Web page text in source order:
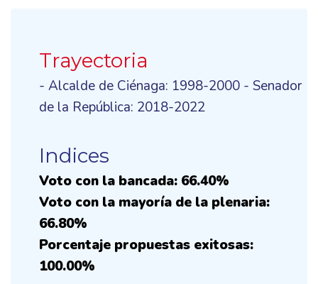
Trayectoria
- Alcalde de Ciénaga: 1998-2000 - Senador
de la República: 2018-2022
Indices
Voto con la bancada: 66.40%
Voto con la mayoría de la plenaria:
66.80%
Porcentaje propuestas exitosas:
100.00%